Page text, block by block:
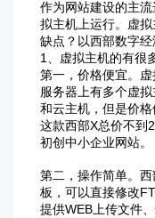
作为网站建设的主
拟主机上运行。虚
缺点？以西部数字经
1、虚拟主机的有很
第一，价格便宜。
服务器上有多个虚
和云主机，但是价
这款西部X总价不到
初创中小企业网站。
第二，操作简单。
板，可以直接修改
提供WEB上传文件